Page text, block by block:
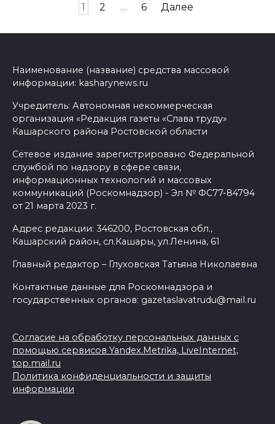
1 2 … 6 Далее
Наименование (название) средства массовой
информации: kasharynews.ru
Учредитель: Автономная некоммерческая
организация «Редакция газеты «Слава труду»
Кашарского района Ростовской области
Сетевое издание зарегистрировано Федеральной
службой по надзору в сфере связи,
информационных технологий и массовых
коммуникаций (Роскомнадзор) - Эл № ФС77-84794
от 21 марта 2023 г.
Адрес редакции: 346200, Ростовская обл.,
Кашарский район, сл.Кашары, ул.Ленина, 61
Главный редактор – Глуховская Татьяна Николаевна
Контактные данные для Роскомнадзора и
государственных органов: gazetaslavatrudu@mail.ru
Согласие на обработку персональных данных с
помощью сервисов Yandex.Metrika, LiveInternet,
top.mail.ru
Политика конфиденциальности и защиты
информации